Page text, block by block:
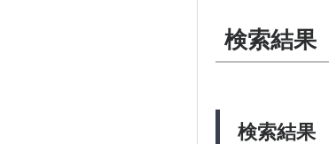
検索結果
検索結果